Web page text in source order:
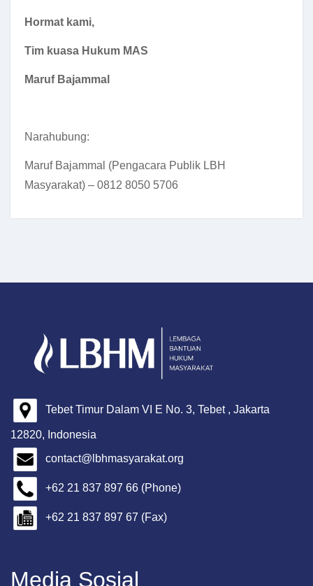
Hormat kami,
Tim kuasa Hukum MAS
Maruf Bajammal
Narahubung:
Maruf Bajammal (Pengacara Publik LBH
Masyarakat) – 0812 8050 5706
Tebet Timur Dalam VI E No. 3, Tebet , Jakarta
12820, Indonesia
contact@lbhmasyarakat.org
+62 21 837 897 66 (Phone)
+62 21 837 897 67 (Fax)
Media Sosial